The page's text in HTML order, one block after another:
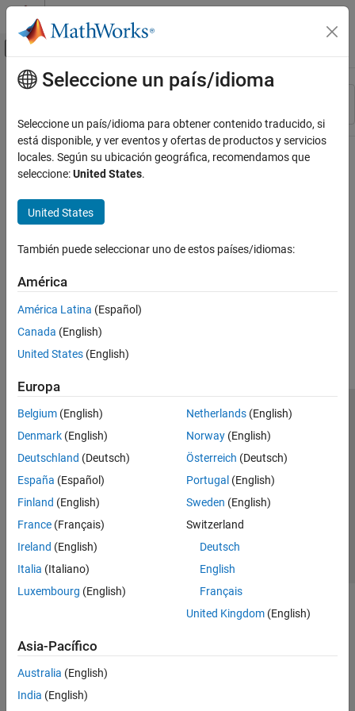
Saltar al contenido
Mostrar/ocultar menú de navegación
Recurso
Contenido principal
Seleccione un país/idioma
Seleccione un país/idioma para obtener contenido traducido, si
está disponible, y ver eventos y ofertas de productos y servicios
locales. Según su ubicación geográfica, recomendamos que
seleccione:United States.
United States
También puede seleccionar uno de estos países/idiomas:
América
América Latina (Español)
Canada (English)
United States (English)
Europa
Belgium (English)
Denmark (English)
Deutschland (Deutsch)
España (Español)
Finland (English)
France (Français)
Ireland (English)
Italia (Italiano)
Luxembourg (English)
Netherlands(English)
Norway(English)
Österreich (Deutsch)
Portugal (English)
Sweden (English)
Switzerland
Deutsch
English
Français
United Kingdom(English)
Asia-Pacífico
Australia (English)
India (English)
Centro de confianza
Marcas comerciales
Política de privacidad
Antipiratería
Estado de las aplicaciones
Información de contacto
© 1994-2026 The MathWorks, Inc.